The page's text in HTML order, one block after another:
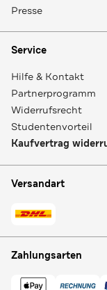
Presse
Service
Hilfe & Kontakt
Partnerprogramm
Widerrufsrecht
Studentenvorteil
Kaufvertrag
Versandart
Zahlungsarten